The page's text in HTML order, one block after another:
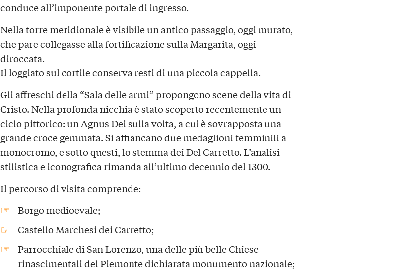
conduce all’imponente portale di ingresso.
Nella torre meridionale è visibile un antico passaggio, oggi murato,
che pare collegasse alla fortificazione sulla Margarita, oggi
diroccata.
Il loggiato sul cortile conserva resti di una piccola cappella.
Gli affreschi della “Sala delle armi” propongono scene della vita di
Cristo. Nella profonda nicchia è stato scoperto recentemente un
ciclo pittorico: un Agnus Dei sulla volta, a cui è sovrapposta una
grande croce gemmata. Si affiancano due medaglioni femminili a
monocromo, e sotto questi, lo stemma dei Del Carretto. L’analisi
stilistica e iconografica rimanda all’ultimo decennio del 1300.
Il percorso di visita comprende:
Borgo medioevale;
Castello Marchesi dei Carretto;
Parrocchiale di San Lorenzo, una delle più belle Chiese
rinascimentali del Piemonte dichiarata monumento nazionale;